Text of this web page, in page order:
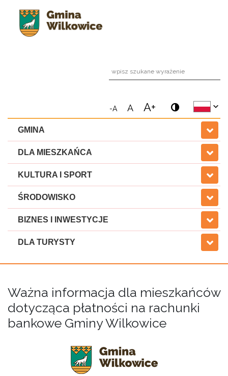
-A A A+
GMINA
DLA MIESZKAŃCA
KULTURA I SPORT
ŚRODOWISKO
BIZNES I INWESTYCJE
DLA TURYSTY
Ważna informacja dla mieszkańców
dotycząca płatności na rachunki
bankowe Gminy Wilkowice